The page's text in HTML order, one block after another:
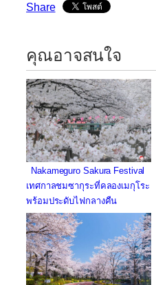
Share
คุณอาจสนใจ
Nakameguro Sakura Festival
เทศกาลชมซากุระที่คลองเมกุโระ
พร้อมประดับไฟกลางคืน